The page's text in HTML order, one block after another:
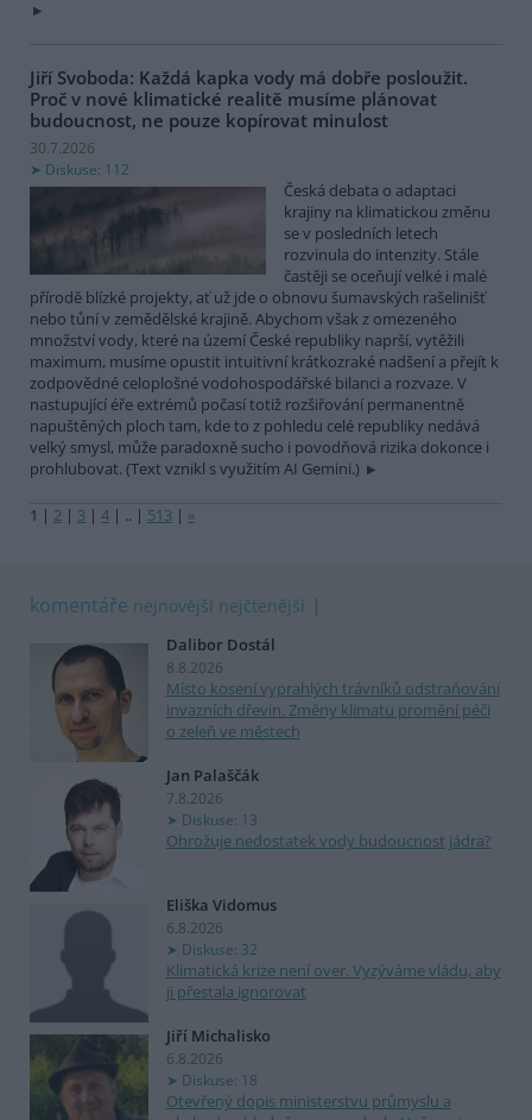
Jiří Svoboda: Každá kapka vody má dobře posloužit.
Proč v nové klimatické realitě musíme plánovat
budoucnost, ne pouze kopírovat minulost
30.7.2026
Diskuse: 112
Česká debata o adaptaci
krajiny na klimatickou změnu
se v posledních letech
rozvinula do intenzity. Stále
častěji se oceňují velké i malé
přírodě blízké projekty, ať už jde o obnovu šumavských rašelinišť
nebo tůní v zemědělské krajině. Abychom však z omezeného
množství vody, které na území České republiky naprší, vytěžili
maximum, musíme opustit intuitivní krátkozraké nadšení a přejít k
zodpovědné celoplošné vodohospodářské bilanci a rozvaze. V
nastupující éře extrémů počasí totiž rozšiřování permanentně
napuštěných ploch tam, kde to z pohledu celé republiky nedává
velký smysl, může paradoxně sucho i povodňová rizika dokonce i
prohlubovat. (Text vznikl s využitím AI Gemini.)
1 | 2 | 3 | 4 | .. | 513 | »
komentáře nejnovější nejčtenější
Dalibor Dostál
8.8.2026
Místo kosení vyprahlých trávníků odstraňování
invazních dřevin. Změny klimatu promění péči
o zeleň ve městech
Jan Palaščák
7.8.2026
Diskuse: 13
Ohrožuje nedostatek vody budoucnost jádra?
Eliška Vidomus
6.8.2026
Diskuse: 32
Klimatická krize není over. Vyzýváme vládu, aby
ji přestala ignorovat
Jiří Michalisko
6.8.2026
Diskuse: 18
Otevřený dopis ministerstvu průmyslu a